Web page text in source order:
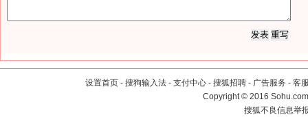
设置首页 - 搜狗输入法 - 支付中心 - 搜狐招聘 - 广告服务 - 客
Copyright©2016
搜狐不良信息举